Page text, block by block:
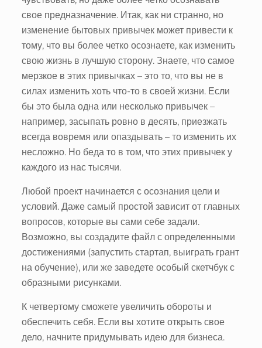
свое предназначение. Итак, как ни странно, но
изменение бытовых привычек может привести к
тому, что вы более четко осознаете, как изменить
свою жизнь в лучшую сторону. Знаете, что самое
мерзкое в этих привычках – это то, что вы не в
силах изменить хоть что-то в своей жизни. Если
бы это была одна или несколько привычек –
например, засыпать ровно в десять, приезжать
всегда вовремя или опаздывать – то изменить их
несложно. Но беда то в том, что этих привычек у
каждого из нас тысячи.
Любой проект начинается с осознания цели и
условий. Даже самый простой зависит от главных
вопросов, которые вы сами себе задали.
Возможно, вы создадите файл с определенными
достижениями (запустить стартап, выиграть грант
на обучение), или же заведете особый скетчбук с
образными рисунками.
К четвертому сможете увеличить обороты и
обеспечить себя. Если вы хотите открыть свое
дело, начните придумывать идею для бизнеса.